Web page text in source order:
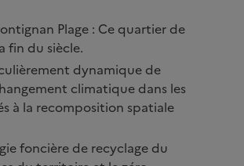
Plage : Ce quartier de
fin du siècle.
dynamique de
climatique dans les
à la recomposition spatiale
foncière de recyclage du